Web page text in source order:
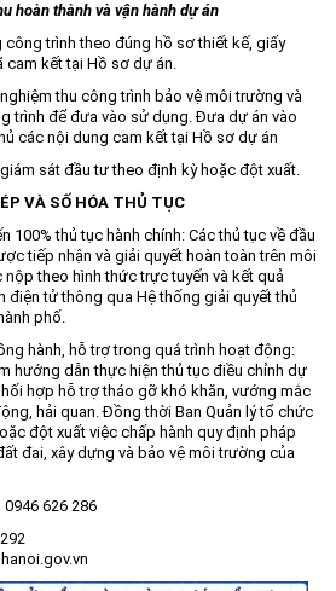
hoàn thành và vận hành dự án
trình theo đúng hồ sơ thiết kế, giấy
kết tại Hồ sơ dự án.
thu công trình bảo vệ môi trường và
trình để đưa vào sử dụng. Đưa dự án vào
các nội dung cam kết tại Hồ sơ dự án
sát đầu tư theo định kỳ hoặc đột xuất.
VÀ SỐ HÓA THỦ TỤC
100% thủ tục hành chính: Các thủ tục về đầu
tiếp nhận và giải quyết hoàn toàn trên môi
theo hình thức trực tuyến và kết quả
điện tử thông qua Hệ thống giải quyết thủ
phố.
hành, hỗ trợ trong quá trình hoạt động:
hướng dẫn thực hiện thủ tục điều chỉnh dự
hợp hỗ trợ tháo gỡ khó khăn, vướng mắc
hải quan. Đồng thời Ban Quản lý tổ chức
đột xuất việc chấp hành quy định pháp
đai, xây dựng và bảo vệ môi trường của
0946 626 286